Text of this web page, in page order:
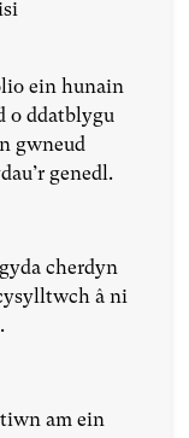
ein hunain
o ddatblygu
gwneud
genedl.
cherdyn
â ni
am ein